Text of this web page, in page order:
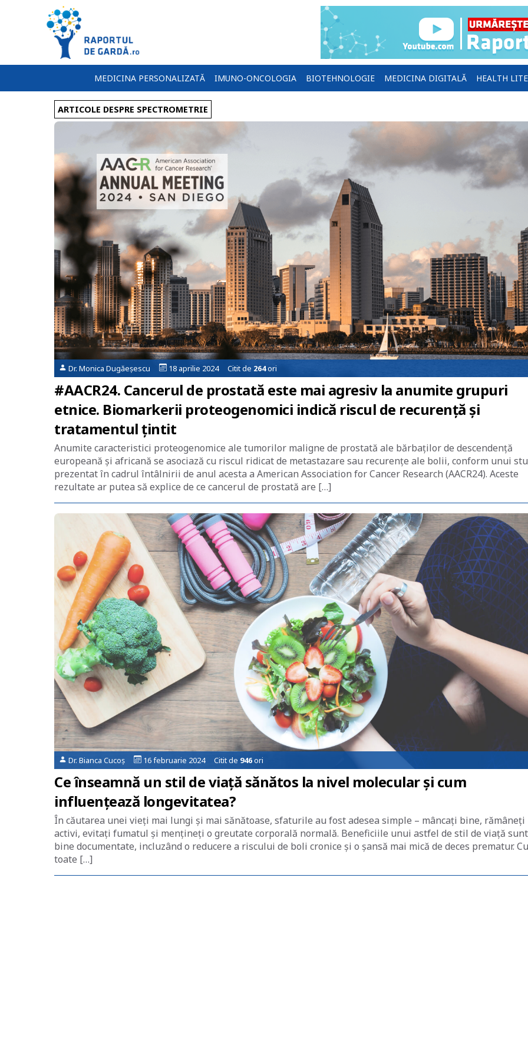
MEDICINA PERSONALIZATĂ IMUNO-ONCOLOGIA BIOTEHNOLOGIE MEDICINA DIGITALĂ HEALTH
ARTICOLE DESPRE SPECTROMETRIE
Dr. Monica Dugăeșescu 18 aprilie 2024 Citit de 264ori
#AACR24. Cancerul de prostată este mai agresiv la anumite grupuri
etnice. Biomarkerii proteogenomici indică riscul de recurență și
tratamentul țintit
Anumite caracteristici proteogenomice ale tumorilor maligne de prostată ale bărbaţilor de descendenţă
europeană și africană se asociază cu riscul ridicat de metastazare sau recurenţe ale bolii, conform unui
prezentat în cadrul întâlnirii de anul acesta a American Association for Cancer Research (AACR24). Aceste
rezultate ar putea să explice de ce cancerul de prostată are […]
Dr. Bianca Cucoș 16 februarie 2024 Citit de 946ori
Ce înseamnă un stil de viață sănătos la nivel molecular și cum
influențează longevitatea?
În căutarea unei vieți mai lungi și mai sănătoase, sfaturile au fost adesea simple – mâncați bine, rămâneți
activi, evitați fumatul și mențineți o greutate corporală normală. Beneficiile unui astfel de stil de viață sunt
bine documentate, incluzând o reducere a riscului de boli cronice și o șansă mai mică de deces prematur. Cu
toate […]